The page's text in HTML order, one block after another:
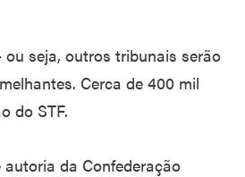
seja, outros tribunais serão
Cerca de 400 mil
do STF.
da Confederação